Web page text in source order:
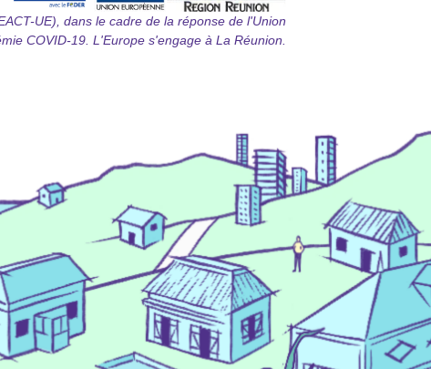
UE), dans le cadre de la réponse de l'Union
COVID-19. L'Europe s'engage à La Réunion.